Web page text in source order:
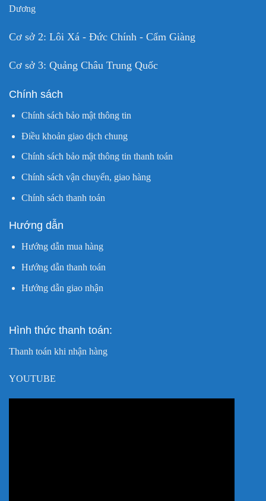
Dương
Cơ sở 2: Lôi Xá - Đức Chính - Cẩm Giàng
Cơ sở 3: Quảng Châu Trung Quốc
Chính sách
Chính sách bảo mật thông tin
Điều khoản giao dịch chung
Chính sách bảo mật thông tin thanh toán
Chính sách vận chuyển, giao hàng
Chính sách thanh toán
Hướng dẫn
Hướng dẫn mua hàng
Hướng dẫn thanh toán
Hướng dẫn giao nhận
Hình thức thanh toán:
Thanh toán khi nhận hàng
YOUTUBE